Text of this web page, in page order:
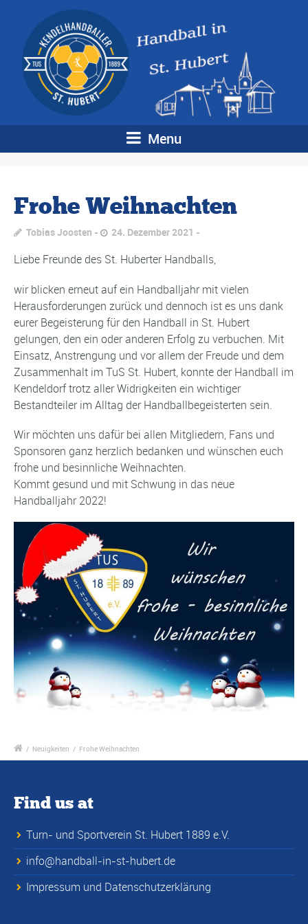
Menu
Frohe Weihnachten
Tobias Joosten 24. Dezember 2021
Liebe Freunde des St. Huberter Handballs,
wir blicken erneut auf ein Handballjahr mit vielen
Herausforderungen zurück und dennoch ist es uns dank
eurer Begeisterung für den Handball in St. Hubert
gelungen, den ein oder anderen Erfolg zu verbuchen. Mit
Einsatz, Anstrengung und vor allem der Freude und dem
Zusammenhalt im TuS St. Hubert, konnte der Handball im
Kendeldorf trotz aller Widrigkeiten ein wichtiger
Bestandteiler im Alltag der Handballbegeisterten sein.
Wir möchten uns dafür bei allen Mitgliedern, Fans und
Sponsoren ganz herzlich bedanken und wünschen euch
frohe und besinnliche Weihnachten.
Kommt gesund und mit Schwung in das neue
Handballjahr 2022!
/ Neuigkeiten / Frohe Weihnachten
Find us at
Turn- und Sportverein St. Hubert 1889 e.V.
info@handball-in-st-hubert.de
Impressum und Datenschutzerklärung